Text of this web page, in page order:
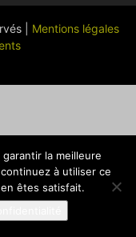
| Mentions légales
la meilleure
à utiliser ce
êtes satisfait.